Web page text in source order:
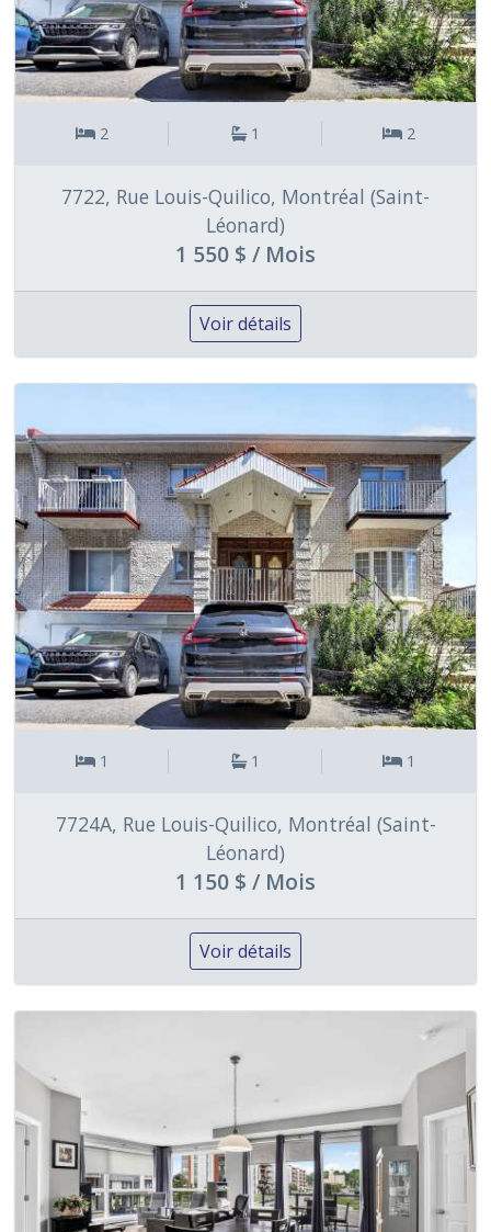
2 1 2
7722, Rue Louis-Quilico, Montréal (Saint-
Léonard)
1 550 $ / Mois
Voir détails
1 1 1
7724A, Rue Louis-Quilico, Montréal (Saint-
Léonard)
1 150 $ / Mois
Voir détails